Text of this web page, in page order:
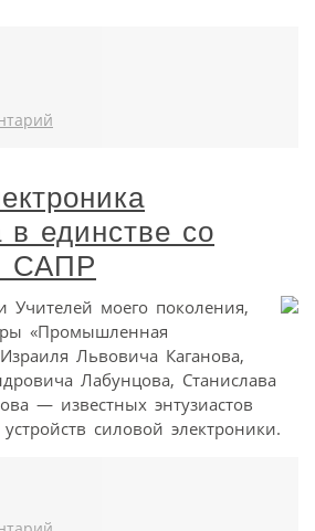
в единстве со
САПР
Учителей моего поколения,
«Промышленная
Львовича Каганова,
Лабунцова, Станислава
— известных энтузиастов
силовой электроники.